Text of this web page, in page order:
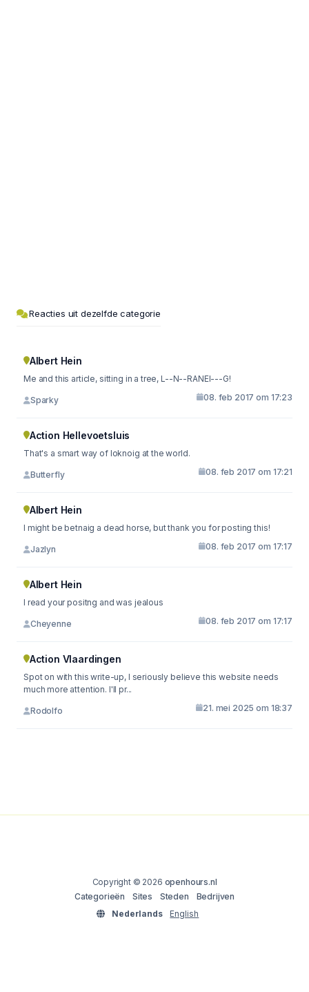
Reacties uit dezelfde categorie
Albert Hein
Me and this article, sitting in a tree, L--N--RANEI---G!
Sparky 08. feb 2017 om 17:23
Action Hellevoetsluis
That's a smart way of loknoig at the world.
Butterfly 08. feb 2017 om 17:21
Albert Hein
I might be betnaig a dead horse, but thank you for posting this!
Jazlyn 08. feb 2017 om 17:17
Albert Hein
I read your positng and was jealous
Cheyenne 08. feb 2017 om 17:17
Action Vlaardingen
Spot on with this write-up, I seriously believe this website needs
much more attention. I'll pr...
Rodolfo 21. mei 2025 om 18:37
Copyright © 2026 openhours.nl
Categorieën
Sites Steden
Bedrijven
Nederlands
English